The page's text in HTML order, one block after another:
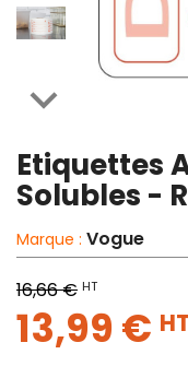

Etiquettes
Solubles -
Marque : Vogue
16,66 € HT
13,99 € HT